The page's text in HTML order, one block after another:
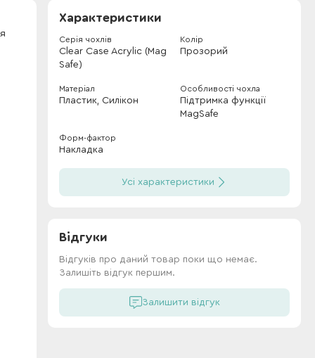
Характеристики
Серія чохлів
Clear Case Acrylic (Mag
Safe)
Колір
Прозорий
Матеріал
Пластик, Силікон
Особливості чохла
Підтримка функції
MagSafe
Форм-фактор
Накладка
Усі характеристики
Відгуки
Відгуків про даний товар поки що немає.
Залишіть відгук першим.
Залишити відгук